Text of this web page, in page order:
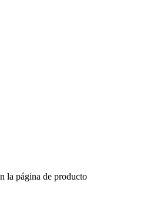
la página de producto